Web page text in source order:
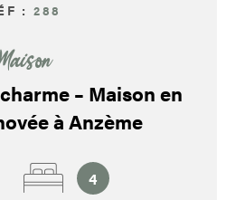
: 288
– Maison en
à Anzème
4